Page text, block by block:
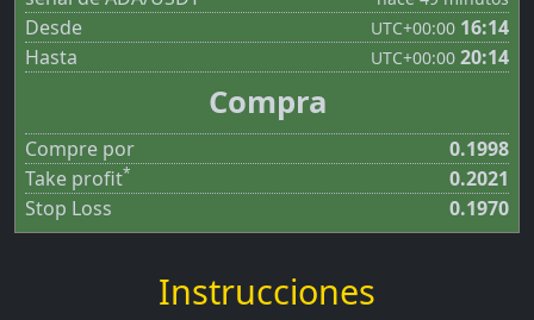
Desde UTC+00:00 16:14
Hasta
UTC+00:00 20:14
Compra
Compre por
0.1998
Take profit*
0.2021
Stop Loss
0.1970
Instrucciones